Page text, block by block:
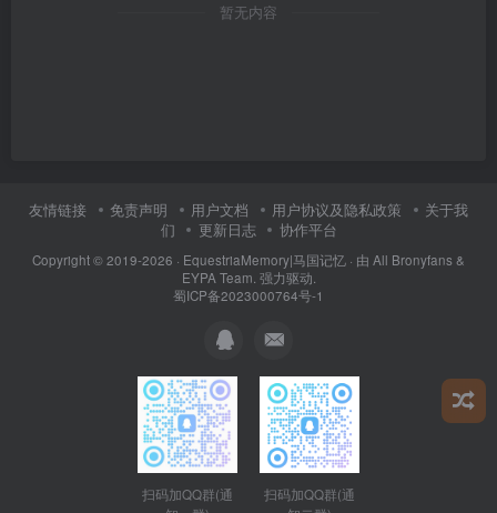
暂无内容
友情链接 免责声明 用户文档 用户协议及隐私政策
关于我
们
更新日志 协作平台
Copyright © 2019-2026 · EquestriaMemory|马国记忆 · 由 All Bronyfans &
EYPA Team. 强力驱动.
蜀ICP备2023000764号-1
扫码加QQ群(通
扫码加QQ群(通